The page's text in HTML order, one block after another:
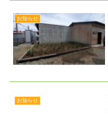
お知らせ
お知らせ